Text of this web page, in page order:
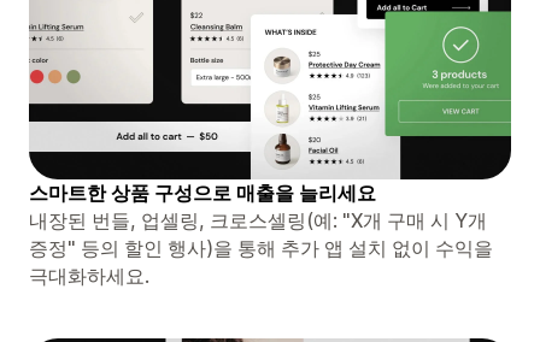
스마트한 상품 구성으로 매출을 늘리세요
내장된 번들, 업셀링, 크로스셀링(예: "X개 구매 시 Y개
증정" 등의 할인 행사)을 통해 추가 앱 설치 없이 수익을
극대화하세요.